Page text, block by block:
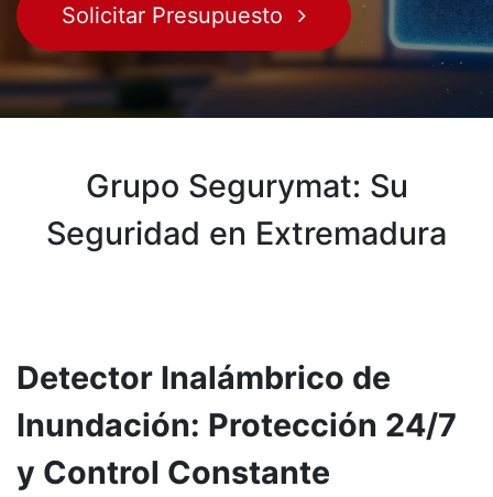
Solicitar Presupuesto
Grupo Segurymat: Su
Seguridad en Extremadura
Detector Inalámbrico de
Inundación: Protección 24/7
y Control Constante